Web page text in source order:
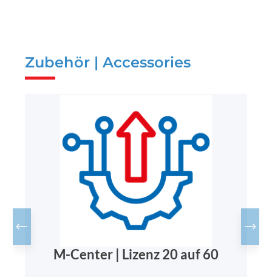
Zubehör | Accessories
M-Center | Lizenz 20 auf 60